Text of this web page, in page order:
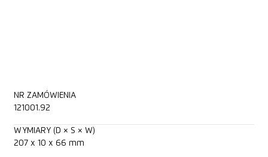
NR ZAMÓWIENIA
121001.92
WYMIARY (D × S × W)
207 x 10 x 66 mm